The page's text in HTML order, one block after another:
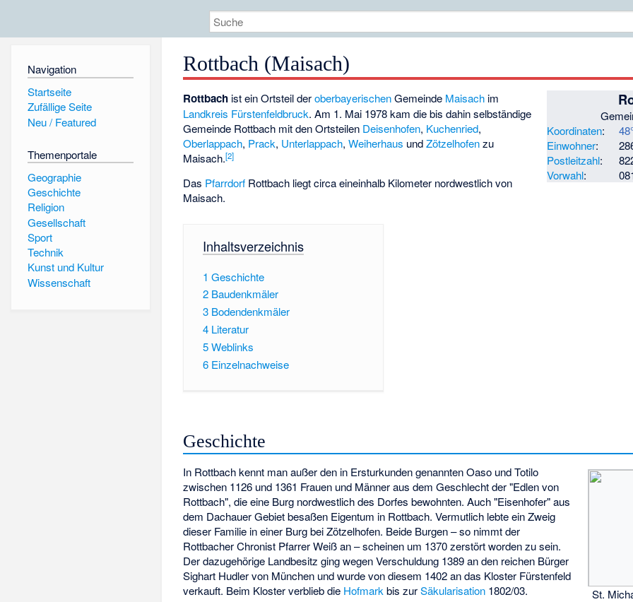
Navigation
Startseite
Zufällige Seite
Neu / Featured
Themenportale
Geographie
Geschichte
Religion
Gesellschaft
Sport
Technik
Kunst und Kultur
Wissenschaft
Rottbach (Maisach)
Koordinaten:
Einwohner:
Postleitzahl:
Vorwahl:
Rottbach ist ein Ortsteil deroberbayerischenGemeinde Maisach im
Landkreis Fürstenfeldbruck. Am 1. Mai 1978 kam die bis dahin selbständige
Gemeinde Rottbach mit den Ortsteilen Deisenhofen, Kuchenried,
Oberlappach, Prack, Unterlappach,Weiherhaus undZötzelhofenzu
Maisach.[2]
Das Pfarrdorf Rottbach liegt circa eineinhalb Kilometer nordwestlich von
Maisach.
Inhaltsverzeichnis
1 Geschichte
2 Baudenkmäler
3 Bodendenkmäler
4 Literatur
5Weblinks
6 Einzelnachweise
Geschichte
St.
In Rottbach kennt man außer den in Ersturkunden genannten Oaso und Totilo
zwischen 1126 und 1361 Frauen und Männer aus dem Geschlecht der "Edlen von
Rottbach", die eine Burg nordwestlich des Dorfes bewohnten. Auch "Eisenhofer" aus
dem Dachauer Gebiet besaßen Eigentum in Rottbach. Vermutlich lebte ein Zweig
dieser Familie in einer Burg bei Zötzelhofen. Beide Burgen – so nimmt der
Rottbacher Chronist Pfarrer Weiß an – scheinen um 1370 zerstört worden zu sein.
Der dazugehörige Landbesitz ging wegen Verschuldung 1389 an den reichen Bürger
Sighart Hudler von München und wurde von diesem 1402 an das Kloster Fürstenfeld
verkauft. Beim Kloster verblieb die Hofmark bis zurSäkularisation 1802/03.